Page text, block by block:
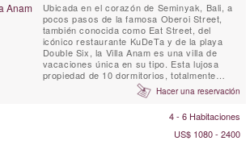
Ubicada en el corazón de Seminyak, Bali, a
pocos pasos de la famosa Oberoi Street,
también conocida como Eat Street, del
icónico restaurante KuDeTa y de la playa
Double Six, la Villa Anam es una villa de
vacaciones única en su tipo. Esta lujosa
propiedad de 10 dormitorios, totalmente
equipada y con personal, combina dos
impresionantes villas —Villa Anam-Bo y Villa
Entre sus características destacan una
Hacer una reservación
4 - 6 Habitaciones
US$ 1080 - 2400